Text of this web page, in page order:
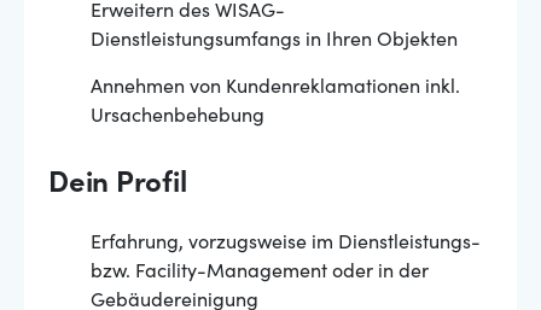
Erweitern des WISAG-
Dienstleistungsumfangs in Ihren Objekten
Annehmen von Kundenreklamationen inkl.
Ursachenbehebung
Dein Profil
Erfahrung, vorzugsweise im Dienstleistungs-
bzw. Facility-Management oder in der
Gebäudereinigung